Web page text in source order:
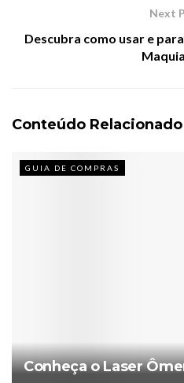
Next
Descubra como usar e
Conteúdo Relacionado
GUIA DE COMPRAS
Conheça o Laser